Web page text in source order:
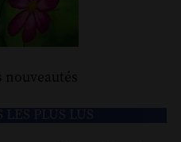
nouveautés